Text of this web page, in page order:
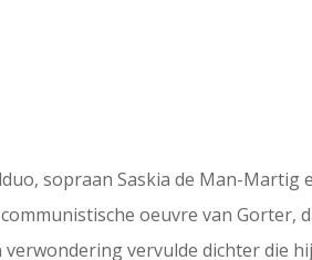
sopraan Saskia de Man-Martig
oeuvre van Gorter,
vervulde dichter die